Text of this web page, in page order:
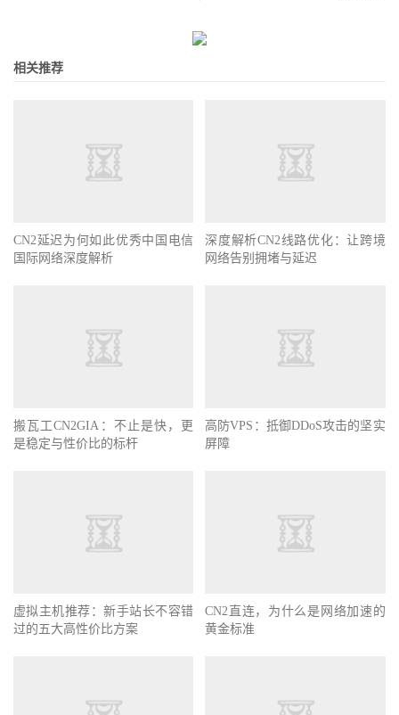
相关推荐
CN2延迟为何如此优秀中国电信
国际网络深度解析
深度解析CN2线路优化：让跨境
网络告别拥堵与延迟
搬瓦工CN2GIA：不止是快，更
是稳定与性价比的标杆
高防VPS：抵御DDoS攻击的坚实
屏障
虚拟主机推荐：新手站长不容错
过的五大高性价比方案
CN2直连，为什么是网络加速的
黄金标准